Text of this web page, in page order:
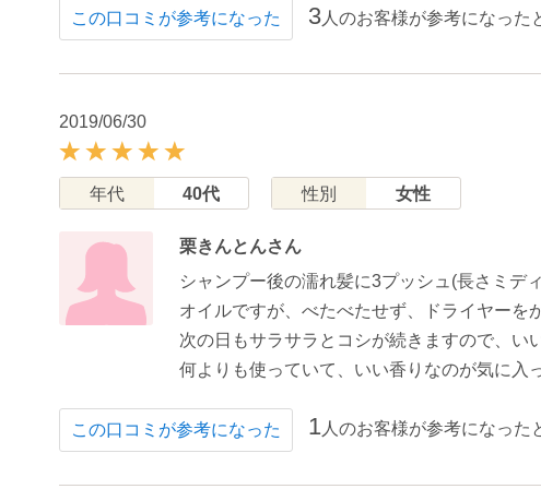
この口コミが参考になった 3人のお客様が参考になった
2019/06/30
年代 40代 性別 女性
栗きんとんさん
シャンプー後の濡れ髪に3プッシュ(長さミデ
オイルですが、べたべたせず、ドライヤーを
次の日もサラサラとコシが続きますので、い
何よりも使っていて、いい香りなのが気に入
この口コミが参考になった 1人のお客様が参考になった